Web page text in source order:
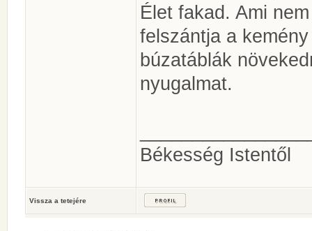
Élet fakad. Ami
felszántja a
búzatáblák
nyugalmat.
Békesség Istentől
Vissza a tetejére